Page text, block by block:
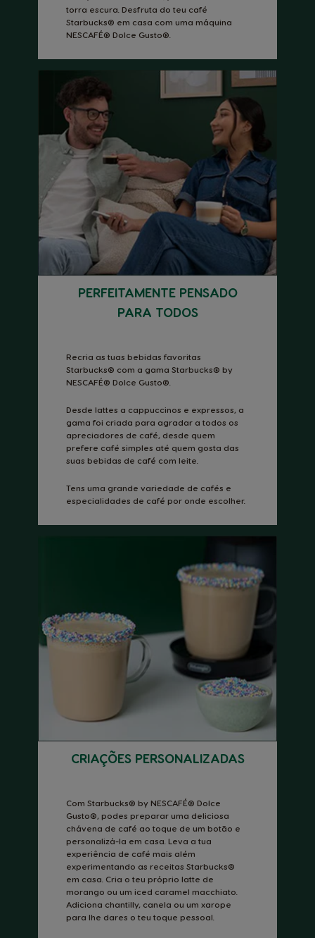
torra escura. Desfruta do teu café
Starbucks® em casa com uma máquina
NESCAFÉ® Dolce Gusto®.
PERFEITAMENTE PENSADO
PARA TODOS
Recria as tuas bebidas favoritas
Starbucks® com a gama Starbucks® by
NESCAFÉ® Dolce Gusto®.
Desde lattes a cappuccinos e expressos, a
gama foi criada para agradar a todos os
apreciadores de café, desde quem
prefere café simples até quem gosta das
suas bebidas de café com leite.
Tens uma grande variedade de cafés e
especialidades de café por onde escolher.
CRIAÇÕES PERSONALIZADAS
Com Starbucks® by NESCAFÉ® Dolce
Gusto®, podes preparar uma deliciosa
chávena de café ao toque de um botão e
personalizá-la em casa. Leva a tua
experiência de café mais além
experimentando as receitas Starbucks®
em casa. Cria o teu próprio latte de
morango ou um iced caramel macchiato.
Adiciona chantilly, canela ou um xarope
para lhe dares o teu toque pessoal.